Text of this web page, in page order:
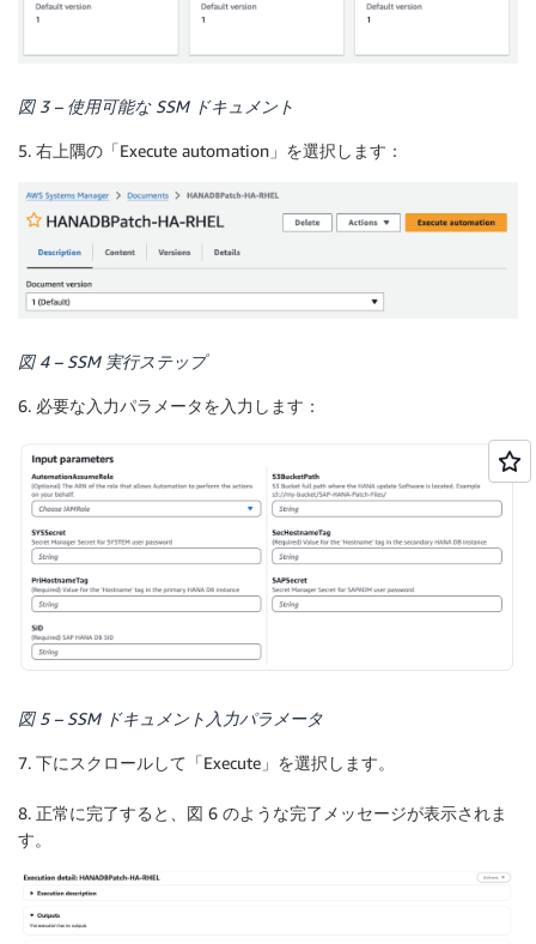
図 3 – 使用可能な SSM ドキュメント
5. 右上隅の「Execute automation」を選択します：
図 4 – SSM 実行ステップ
6. 必要な入力パラメータを入力します：
図 5 – SSM ドキュメント入力パラメータ
7. 下にスクロールして「Execute」を選択します。
8. 正常に完了すると、図 6 のような完了メッセージが表示されま
す。